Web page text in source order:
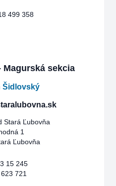
499 358
sekcia
Šidlovský
Stará Ľubovňa
1
Ľubovňa
15 245
721